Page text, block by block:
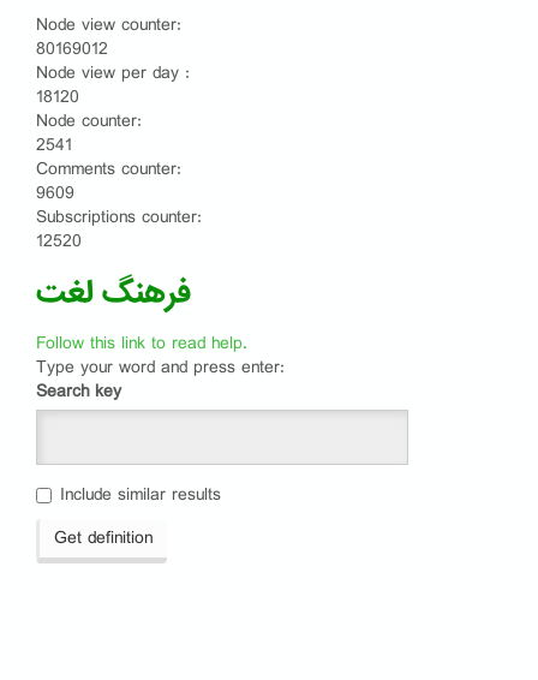
Node view counter:
80169012
Node view per day :
18120
Node counter:
2541
Comments counter:
9609
Subscriptions counter:
12520
فرهنگ لغت
Follow this link to read help.
Type your word and press enter:
Search key
Include similar results
Get definition